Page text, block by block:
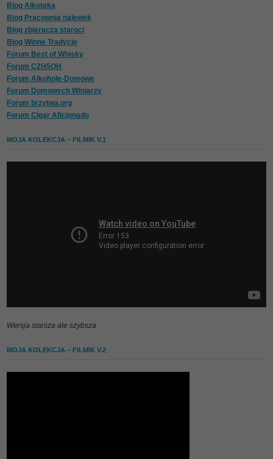
Blog Alkoteka
Blog Pracownia nalewek
Blog zbieracza staroci
Blog Winne Tradycje
Forum Best of Whisky
Forum C2H5OH
Forum Alkohole-Domowe
Forum Domowych Winiarzy
Forum brzytwa.org
Forum Cigar Aficjonado
MOJA KOLEKCJA – FILMIK V.1
Wersja starsza ale szybsza
MOJA KOLEKCJA – FILMIK V.2